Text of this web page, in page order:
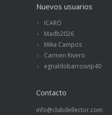
Nuevos usuarios
ICARO
Madb2026
Mika Campos
Carmen Rivero
egnaldobarrosvip40
Contacto
info@clubdellector.com